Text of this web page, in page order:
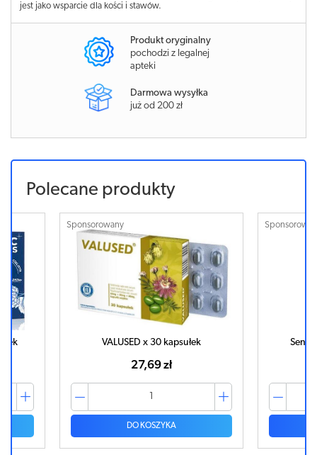
jest jako wsparcie dla kości i stawów.
Produkt oryginalny
pochodzi z legalnej
apteki
Darmowa wysyłka
już od 200 zł
Polecane produkty
Sponsorowany
VALUSED x 30 kapsułek
27,69 zł
DO KOSZYKA